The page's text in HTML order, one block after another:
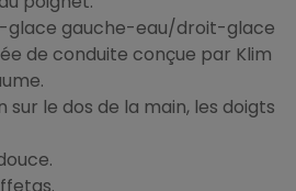
glace gauche-eau/droit-glace
de conduite conçue par Klim
le dos de la main, les doigts